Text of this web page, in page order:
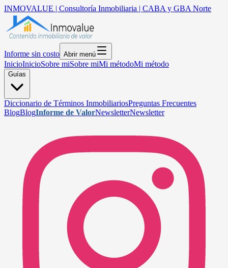
INMOVALUE | Consultoría Inmobiliaria | CABA y GBA Norte
Informe sin costo Abrir menú
InicioInicioSobre miSobre miMi métodoMi método
Guías
Diccionario de Términos InmobiliariosPreguntas Frecuentes
BlogBlogInforme de ValorNewsletterNewsletter